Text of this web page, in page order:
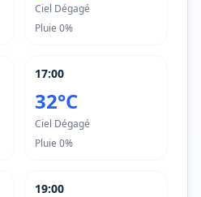
Ciel Dégagé
Pluie 0%
17:00
32°C
Ciel Dégagé
Pluie 0%
19:00